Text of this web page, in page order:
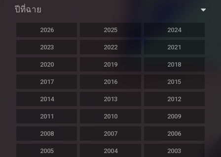
ปีที่ฉาย
2026 2025 2024
2023 2022 2021
2020 2019 2018
2017 2016 2015
2014 2013 2012
2011 2010 2009
2008 2007 2006
2005 2004 2003